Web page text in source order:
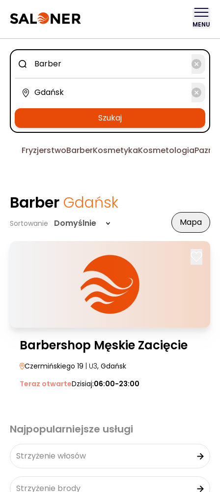
MENU
Szukaj
FryzjerstwoBarberKosmetykaKosmetologia
Barber Gdańsk
Sortowanie Domyślnie Mapa
Barbershop Męskie Zacięcie
Czermińskiego 19 | U3, Gdańsk
Teraz otwarteDzisiaj:06:00-23:00
Najpopularniejsze usługi
Strzyżenie włosów
Strzyżenie brody